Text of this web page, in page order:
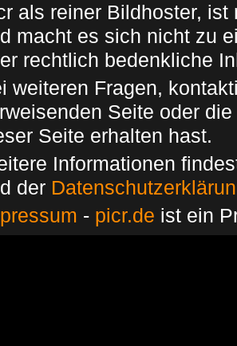
als reiner Bildhoster,
macht es sich nicht zu
rechtlich bedenkliche
weiteren Fragen,
Seite oder
Seite erhalten hast.
Informationen
der
- picr.de ist ein